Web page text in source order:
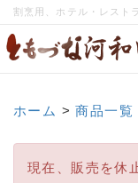
割烹用、ホテル・レスト
ホーム >商品一覧
現在、販売を休